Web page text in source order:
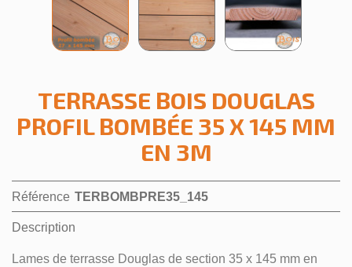
TERRASSE BOIS DOUGLAS
PROFIL BOMBÉE 35 X 145 MM
EN 3M
Référence TERBOMBPRE35_145
Description
Lames de terrasse Douglas de section 35 x 145 mm en